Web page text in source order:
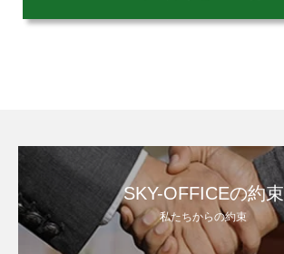
SKY-OFFICEの約束
私たちからの約束